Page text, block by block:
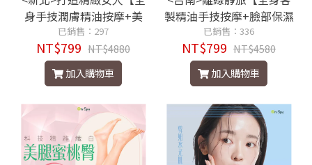
身手技潤膚精油按摩+美
胸/水飛梭】120分鐘799元
已銷售：297
NT$799 NT$4880
加入購物車
製精油手技按摩+臉部保濕
拉提】共享140分鐘799元
已銷售：336
NT$799 NT$4580
加入購物車